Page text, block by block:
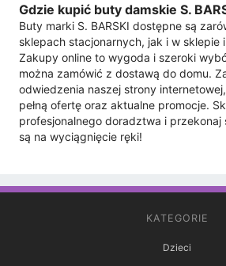
Gdzie kupić buty damskie S.
Buty marki S. BARSKI dostępne są
sklepach stacjonarnych, jak i w sklepie
Zakupy online to wygoda i szeroki
można zamówić z dostawą do domu.
odwiedzenia naszej strony
pełną ofertę oraz aktualne promocje.
profesjonalnego doradztwa i przekonaj
są na wyciągnięcie ręki!
KATEGORIE
Dzieci